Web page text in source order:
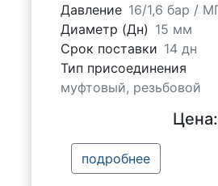
Давление 16/1,6 бар /
Диаметр (Дн) 15 мм
Срок поставки 14 дн
Тип присоединения
муфтовый, резьбовой
Цена:
подробнее